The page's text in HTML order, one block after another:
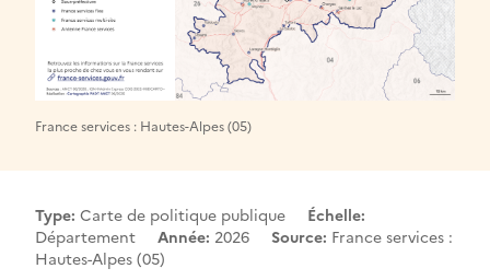
France services : Hautes-Alpes (05)
Type: Carte de politique publique
Échelle:
Département
Année: 2026 Source: France services :
Hautes-Alpes (05)